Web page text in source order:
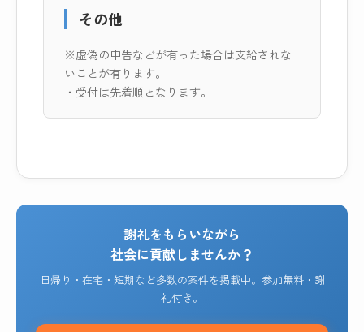
その他
※虚偽の申告などが有った場合は支給されな
いことが有ります。
・受付は先着順となります。
謝礼をもらいながら
社会に貢献しませんか？
日帰り・在宅・短期など多数の案件を掲載中。参加無料・謝
礼付き。